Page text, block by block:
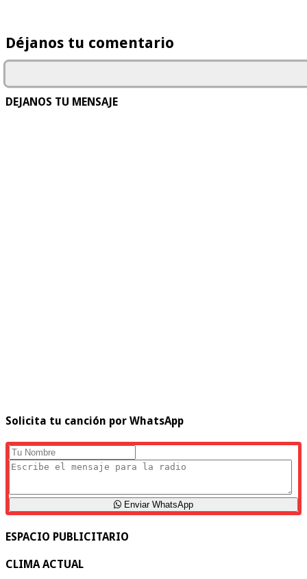
Déjanos tu comentario
DEJANOS TU MENSAJE
Solicita tu canción por WhatsApp
Enviar WhatsApp
ESPACIO PUBLICITARIO
CLIMA ACTUAL